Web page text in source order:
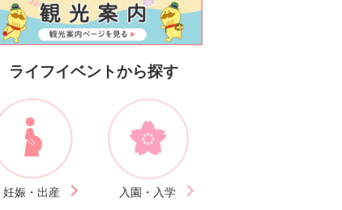
ライフイベントから探す
妊娠・出産 入園・入学